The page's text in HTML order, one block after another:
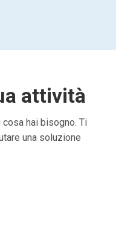
attività
hai bisogno. Ti
una soluzione